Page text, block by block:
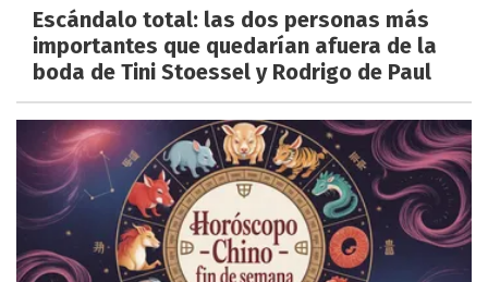
Escándalo total: las dos personas más
importantes que quedarían afuera de la
boda de Tini Stoessel y Rodrigo de Paul